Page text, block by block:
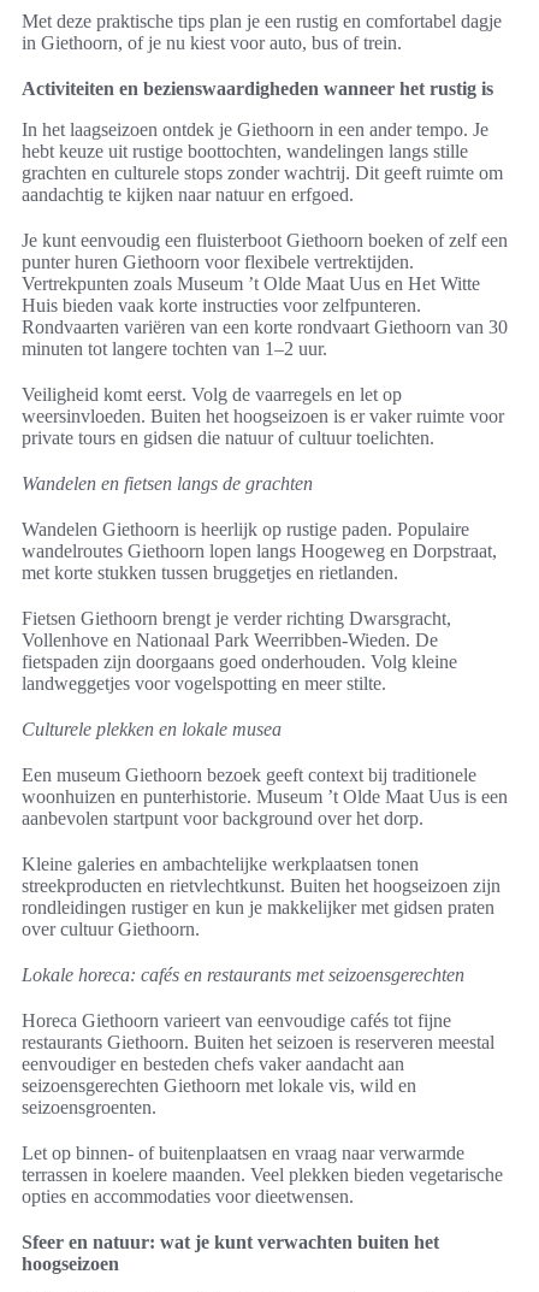
Met deze praktische tips plan je een rustig en comfortabel dagje
in Giethoorn, of je nu kiest voor auto, bus of trein.
Activiteiten en bezienswaardigheden wanneer het rustig is
In het laagseizoen ontdek je Giethoorn in een ander tempo. Je
hebt keuze uit rustige boottochten, wandelingen langs stille
grachten en culturele stops zonder wachtrij. Dit geeft ruimte om
aandachtig te kijken naar natuur en erfgoed.
Je kunt eenvoudig een fluisterboot Giethoorn boeken of zelf een
punter huren Giethoorn voor flexibele vertrektijden.
Vertrekpunten zoals Museum ’t Olde Maat Uus en Het Witte
Huis bieden vaak korte instructies voor zelfpunteren.
Rondvaarten variëren van een korte rondvaart Giethoorn van 30
minuten tot langere tochten van 1–2 uur.
Veiligheid komt eerst. Volg de vaarregels en let op
weersinvloeden. Buiten het hoogseizoen is er vaker ruimte voor
private tours en gidsen die natuur of cultuur toelichten.
Wandelen en fietsen langs de grachten
Wandelen Giethoorn is heerlijk op rustige paden. Populaire
wandelroutes Giethoorn lopen langs Hoogeweg en Dorpstraat,
met korte stukken tussen bruggetjes en rietlanden.
Fietsen Giethoorn brengt je verder richting Dwarsgracht,
Vollenhove en Nationaal Park Weerribben-Wieden. De
fietspaden zijn doorgaans goed onderhouden. Volg kleine
landweggetjes voor vogelspotting en meer stilte.
Culturele plekken en lokale musea
Een museum Giethoorn bezoek geeft context bij traditionele
woonhuizen en punterhistorie. Museum ’t Olde Maat Uus is een
aanbevolen startpunt voor background over het dorp.
Kleine galeries en ambachtelijke werkplaatsen tonen
streekproducten en rietvlechtkunst. Buiten het hoogseizoen zijn
rondleidingen rustiger en kun je makkelijker met gidsen praten
over cultuur Giethoorn.
Lokale horeca: cafés en restaurants met seizoensgerechten
Horeca Giethoorn varieert van eenvoudige cafés tot fijne
restaurants Giethoorn. Buiten het seizoen is reserveren meestal
eenvoudiger en besteden chefs vaker aandacht aan
seizoensgerechten Giethoorn met lokale vis, wild en
seizoensgroenten.
Let op binnen- of buitenplaatsen en vraag naar verwarmde
terrassen in koelere maanden. Veel plekken bieden vegetarische
opties en accommodaties voor dieetwensen.
Sfeer en natuur: wat je kunt verwachten buiten het
hoogseizoen